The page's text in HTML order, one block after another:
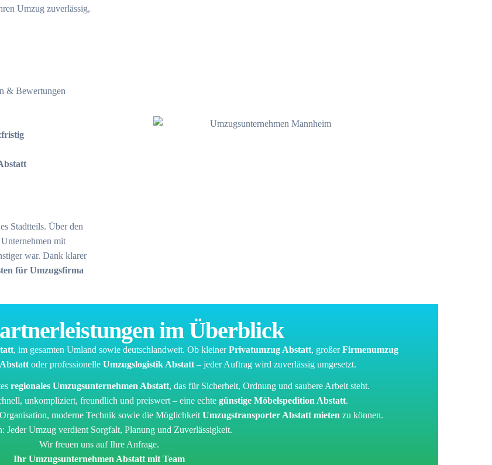
Umzug zuverlässig,
& Bewertungen
Stadtteils. Über den
mit
war. Dank klarer
für Umzugsfirma
im Überblick
, im gesamten Umland sowie deutschlandweit. Ob kleinerPrivatumzug Abstatt, großerFirmenumzug
oder professionelle Umzugslogistik Abstatt – jeder Auftrag wird zuverlässig umgesetzt.
regionales Umzugsunternehmen Abstatt, das für Sicherheit, Ordnung und saubere Arbeit steht.
unkompliziert, freundlich und preiswert – eine echte günstige Möbelspedition Abstatt.
moderne Technik sowie die Möglichkeit Umzugstransporter Abstatt mieten zu können.
Jeder Umzug verdient Sorgfalt, Planung und Zuverlässigkeit.
Wir freuen uns auf Ihre Anfrage.
Ihr Umzugsunternehmen Abstatt mit Team